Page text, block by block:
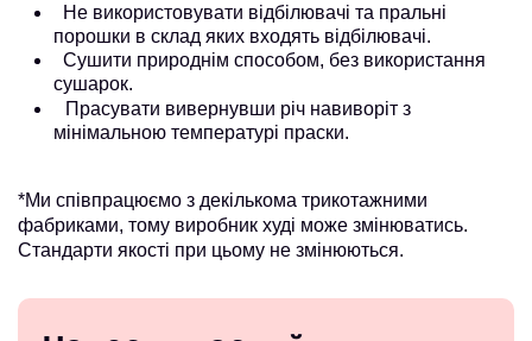
Не використовувати відбілювачі та пральні
порошки в склад яких входять відбілювачі.
Сушити природнім способом, без використання
сушарок.
Прасувати вивернувши річ навиворіт з
мінімальною температурі праски.
*Ми співпрацюємо з декількома трикотажними
фабриками, тому виробник худі може змінюватись.
Стандарти якості при цьому не змінюються.